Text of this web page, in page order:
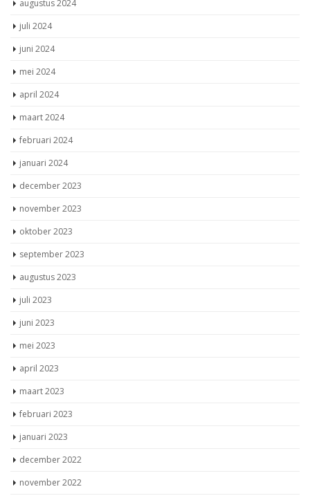
augustus 2024
juli 2024
juni 2024
mei 2024
april 2024
maart 2024
februari 2024
januari 2024
december 2023
november 2023
oktober 2023
september 2023
augustus 2023
juli 2023
juni 2023
mei 2023
april 2023
maart 2023
februari 2023
januari 2023
december 2022
november 2022